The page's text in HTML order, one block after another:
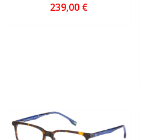
239,00 €